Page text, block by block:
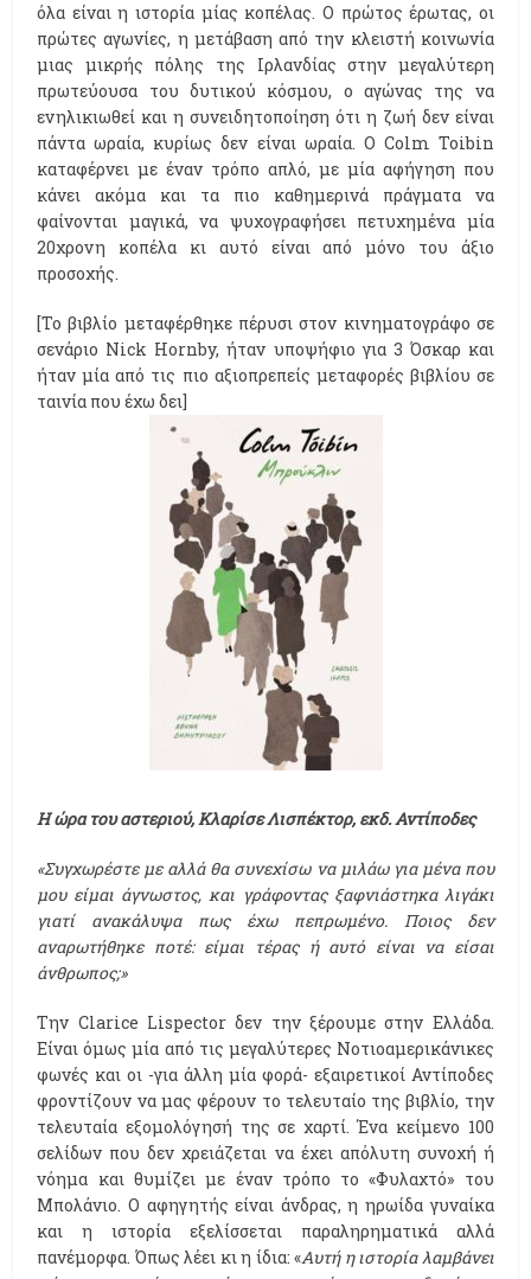
όλα είναι η ιστορία μίας κοπέλας. Ο πρώτος έρωτας, οι
πρώτες αγωνίες, η μετάβαση από την κλειστή κοινωνία
μιας μικρής πόλης της Ιρλανδίας στην μεγαλύτερη
πρωτεύουσα του δυτικού κόσμου, ο αγώνας της να
ενηλικιωθεί και η συνειδητοποίηση ότι η ζωή δεν είναι
πάντα ωραία, κυρίως δεν είναι ωραία. Ο Colm Toibin
καταφέρνει με έναν τρόπο απλό, με μία αφήγηση που
κάνει ακόμα και τα πιο καθημερινά πράγματα να
φαίνονται μαγικά, να ψυχογραφήσει πετυχημένα μία
20χρονη κοπέλα κι αυτό είναι από μόνο του άξιο
προσοχής.
[Το βιβλίο μεταφέρθηκε πέρυσι στον κινηματογράφο σε
σενάριο Nick Hornby, ήταν υποψήφιο για 3 Όσκαρ και
ήταν μία από τις πιο αξιοπρεπείς μεταφορές βιβλίου σε
ταινία που έχω δει]
Η ώρα του αστεριού, Κλαρίσε Λισπέκτορ, εκδ. Αντίποδες
«Συγχωρέστε με αλλά θα συνεχίσω να μιλάω για μένα που
μου είμαι άγνωστος, και γράφοντας ξαφνιάστηκα λιγάκι
γιατί ανακάλυψα πως έχω πεπρωμένο. Ποιος δεν
αναρωτήθηκε ποτέ: είμαι τέρας ή αυτό είναι να είσαι
άνθρωπος;»
Την Clarice Lispector δεν την ξέρουμε στην Ελλάδα.
Είναι όμως μία από τις μεγαλύτερες Νοτιοαμερικάνικες
φωνές και οι -για άλλη μία φορά- εξαιρετικοί Αντίποδες
φροντίζουν να μας φέρουν το τελευταίο της βιβλίο, την
τελευταία εξομολόγησή της σε χαρτί. Ένα κείμενο 100
σελίδων που δεν χρειάζεται να έχει απόλυτη συνοχή ή
νόημα και θυμίζει με έναν τρόπο το «Φυλαχτό» του
Μπολάνιο. Ο αφηγητής είναι άνδρας, η ηρωίδα γυναίκα
και η ιστορία εξελίσσεται παραληρηματικά αλλά
πανέμορφα. Όπως λέει κι η ίδια: «Αυτή η ιστορία λαμβάνει